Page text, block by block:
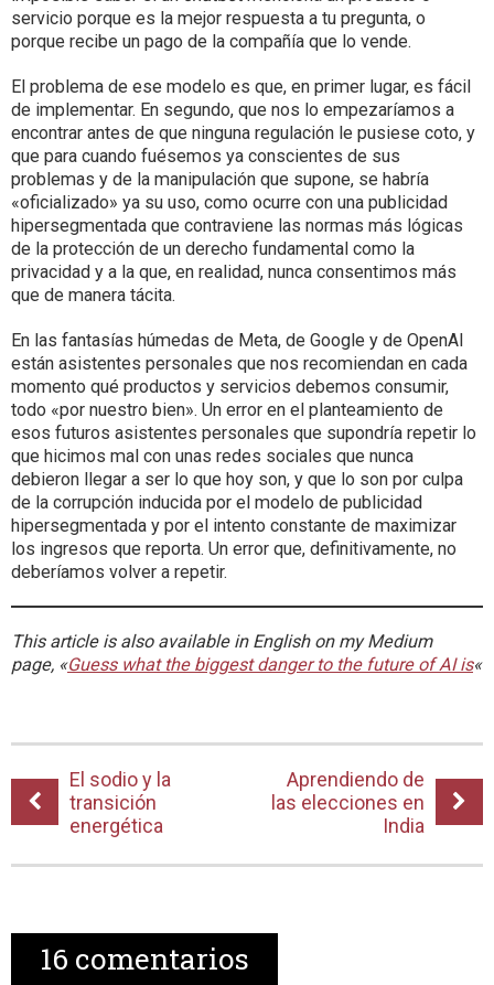
servicio porque es la mejor respuesta a tu pregunta, o
porque recibe un pago de la compañía que lo vende.
El problema de ese modelo es que, en primer lugar, es fácil
de implementar. En segundo, que nos lo empezaríamos a
encontrar antes de que ninguna regulación le pusiese coto, y
que para cuando fuésemos ya conscientes de sus
problemas y de la manipulación que supone, se habría
«oficializado» ya su uso, como ocurre con una publicidad
hipersegmentada que contraviene las normas más lógicas
de la protección de un derecho fundamental como la
privacidad y a la que, en realidad, nunca consentimos más
que de manera tácita.
En las fantasías húmedas de Meta, de Google y de OpenAI
están asistentes personales que nos recomiendan en cada
momento qué productos y servicios debemos consumir,
todo «por nuestro bien». Un error en el planteamiento de
esos futuros asistentes personales que supondría repetir lo
que hicimos mal con unas redes sociales que nunca
debieron llegar a ser lo que hoy son, y que lo son por culpa
de la corrupción inducida por el modelo de publicidad
hipersegmentada y por el intento constante de maximizar
los ingresos que reporta. Un error que, definitivamente, no
deberíamos volver a repetir.
This article is also available in English on my Medium
page, «Guess what the biggest danger to the future of AI is«
El sodio y la
transición
energética
Aprendiendo de
las elecciones en
India
16 comentarios